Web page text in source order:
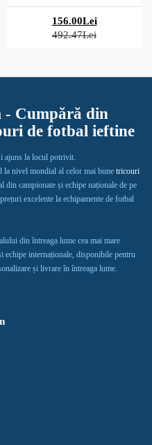
156.00Lei
492.47Lei
- Cumpără din
de fotbal ieftine
ajuns la locul potrivit.
nivel mondial al celor mai bune tricouri
din campionate și echipe naționale de pe
excelente la echipamente de fotbal
din întreaga lume cea mai mare
echipe internaționale, disponibile pentru
și livrare în întreaga lume.